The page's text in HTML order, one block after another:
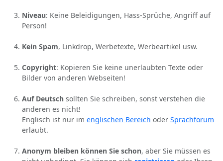
Niveau: Keine Beleidigungen, Hass-Sprüche, Angriff auf
Person!
Kein Spam, Linkdrop, Werbetexte, Werbeartikel usw.
Copyright: Kopieren Sie keine unerlaubten Texte oder
Bilder von anderen Webseiten!
Auf Deutsch sollten Sie schreiben, sonst verstehen die
anderen es nicht!
Englisch ist nur im englischen Bereich oder Sprachforum
erlaubt.
Anonym bleiben können Sie schon, aber Sie müssen es